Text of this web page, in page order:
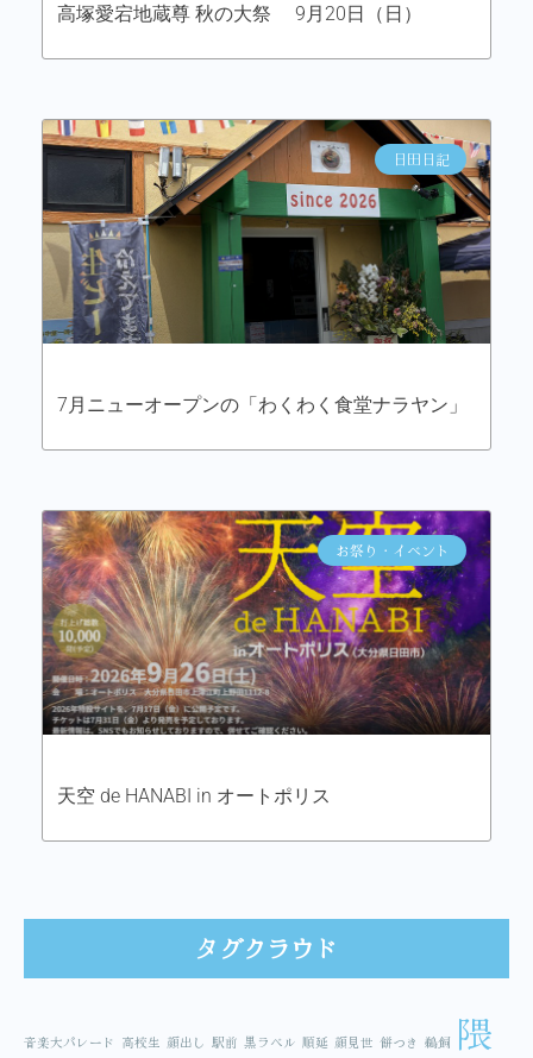
高塚愛宕地蔵尊 秋の大祭 9月20日（日）
日田日記
7月ニューオープンの「わくわく食堂ナラヤン」
お祭り・イベント
天空 de HANABI in オートポリス
タグクラウド
音楽大パレード 高校生 顔出し 駅前 黒ラベル 順延 顔見世 餅つき 鵜飼 隈